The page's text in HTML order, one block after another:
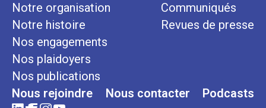
Notre organisation
Notre histoire
Nos engagements
Nos plaidoyers
Nos publications
Communiqués
Revues de presse
Nous rejoindre Nous contacter Podcasts